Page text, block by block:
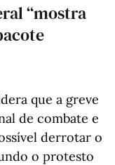
“mostra
que a greve
de combate e
derrotar o
o protesto